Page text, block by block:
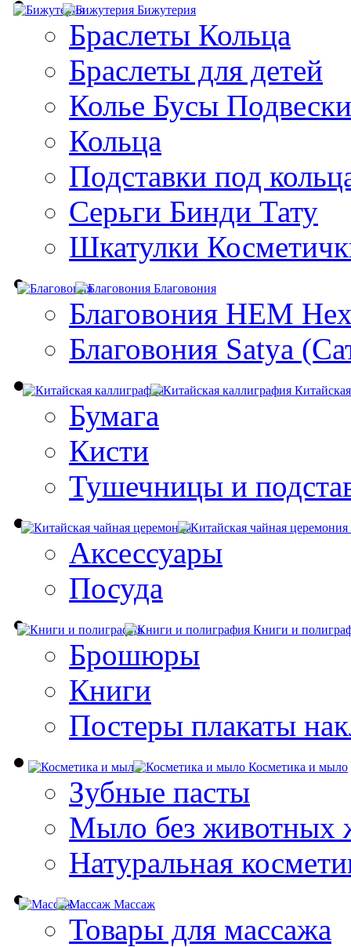
Бижутерия
Браслеты Кольца
Браслеты для детей
Колье Бусы Подвески
Кольца
Подставки под
Серьги Бинди Тату
Шкатулки
Благовония
Благовония HEM
Благовония Satya
Бумага
Кисти
Тушечницы и
Аксессуары
Посуда
Книги и
Брошюры
Книги
Постеры плакаты
Косметика и мыло
Зубные пасты
Мыло без животных
Натуральная
Массаж
Товары для массажа